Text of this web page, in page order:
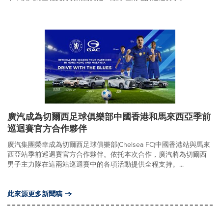
廣汽成為切爾西足球俱樂部中國香港和馬來西亞季前
巡迴賽官方合作夥伴
廣汽集團榮幸成為切爾西足球俱樂部(Chelsea FC)中國香港站與馬來
西亞站季前巡迴賽官方合作夥伴。依托本次合作，廣汽將為切爾西
男子主力隊在這兩站巡迴賽中的各項活動提供全程支持。...
此來源更多新聞稿